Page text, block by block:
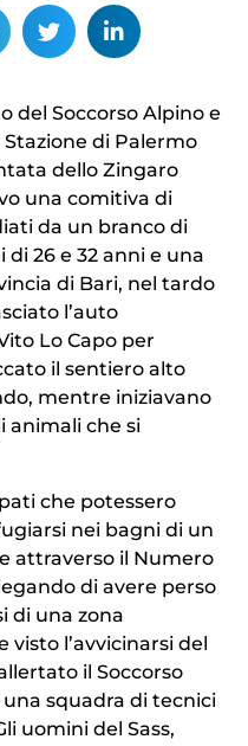
del Soccorso Alpino e
di Palermo
dello Zingaro
una comitiva di
da un branco di
26 e 32 anni e una
di Bari, nel tardo
l’auto
Lo Capo per
il sentiero alto
mentre iniziavano
animali che si
che potessero
nei bagni di un
attraverso il Numero
di avere perso
di una zona
l’avvicinarsi del
il Soccorso
squadra di tecnici
uomini del Sass,